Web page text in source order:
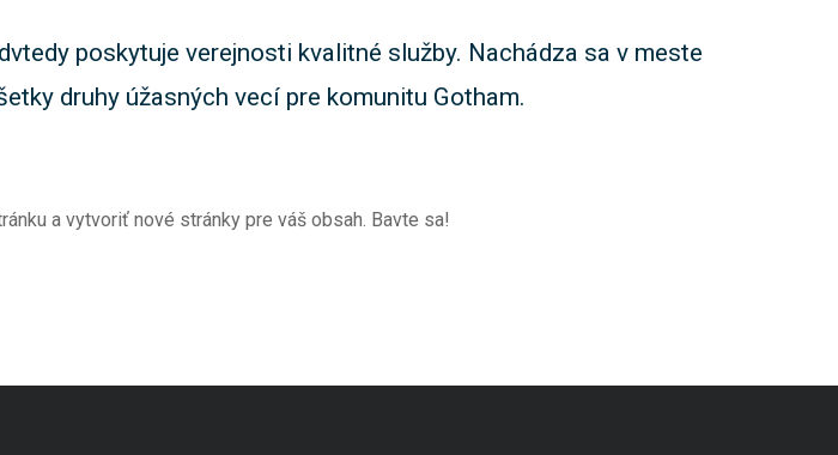
poskytuje verejnosti kvalitné služby. Nachádza sa v meste
druhy úžasných vecí pre komunitu Gotham.
a vytvoriť nové stránky pre váš obsah. Bavte sa!